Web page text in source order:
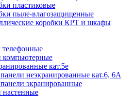
пластиковые
пыле-влагозащищенные
коробки КРТ и шкафы
телефонные
компьютерные
кат.5е
неэкранированные кат.6, 6А
экранированные
настенные